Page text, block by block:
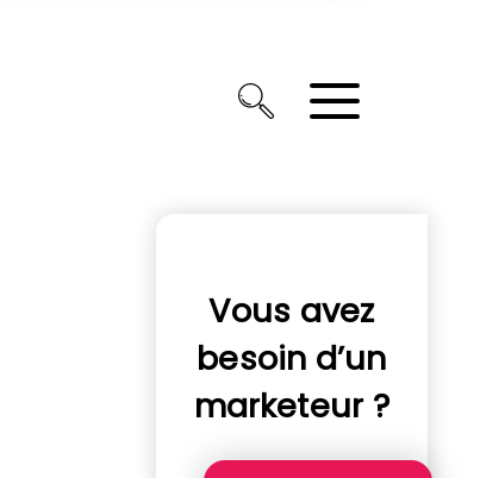
Vous avez
besoin d’un
marketeur ?